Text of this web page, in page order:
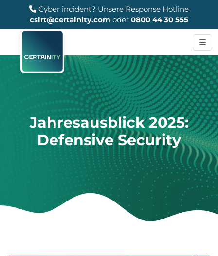
Cyber incident? Unsere Response Hotline
csirt@certainity.com oder 0800 44 30 555
Jahresausblick 2025:
Defensive Security